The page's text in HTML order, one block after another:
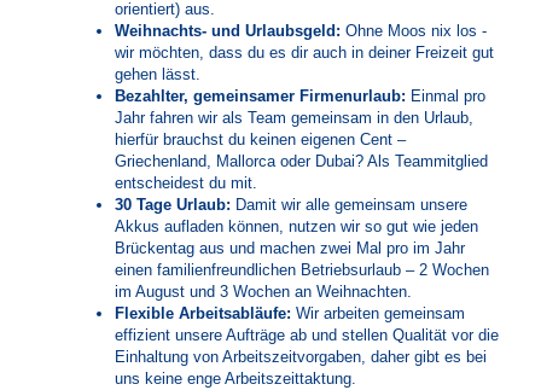
orientiert) aus.
Weihnachts- und Urlaubsgeld: Ohne Moos nix los -
wir möchten, dass du es dir auch in deiner Freizeit gut
gehen lässt.
Bezahlter, gemeinsamer Firmenurlaub: Einmal pro
Jahr fahren wir als Team gemeinsam in den Urlaub,
hierfür brauchst du keinen eigenen Cent –
Griechenland, Mallorca oder Dubai? Als Teammitglied
entscheidest du mit.
30 Tage Urlaub: Damit wir alle gemeinsam unsere
Akkus aufladen können, nutzen wir so gut wie jeden
Brückentag aus und machen zwei Mal pro im Jahr
einen familienfreundlichen Betriebsurlaub – 2 Wochen
im August und 3 Wochen an Weihnachten.
Flexible Arbeitsabläufe: Wir arbeiten gemeinsam
effizient unsere Aufträge ab und stellen Qualität vor die
Einhaltung von Arbeitszeitvorgaben, daher gibt es bei
uns keine enge Arbeitszeittaktung.